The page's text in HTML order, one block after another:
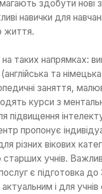
здобути нові
навички для
життя.
таких напрямках:
та
заняття,
курси з
підвищення
пропонує
різних вікових
старших учнів.
є підготовка
і для